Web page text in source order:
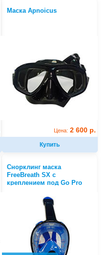
Маска Apnoicus
Цена: 2 600 р.
Купить
Cнорклинг маска
FreeBreath SX с
креплением под Go Pro